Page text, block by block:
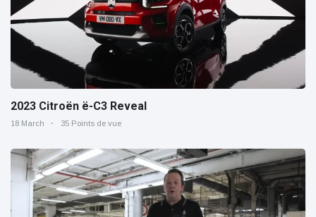
2023 Citroën ë-C3 Reveal
18 March 35 Points de vue